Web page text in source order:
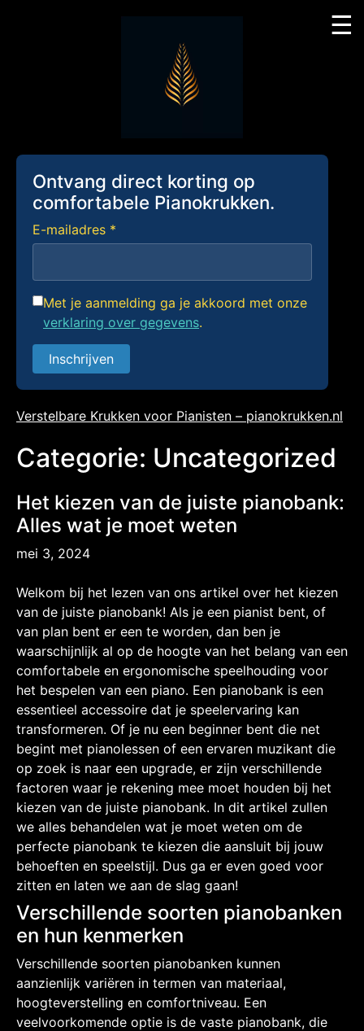
Ontvang direct korting op
comfortabele Pianokrukken.
E-mailadres *
Met je aanmelding ga je akkoord met onze
verklaring over gegevens.
Inschrijven
Verstelbare Krukken voor Pianisten – pianokrukken.nl
☰
Categorie: Uncategorized
Het kiezen van de juiste pianobank:
Alles wat je moet weten
mei 3, 2024
Welkom bij het lezen van ons artikel over het kiezen
van de juiste pianobank! Als je een pianist bent, of
van plan bent er een te worden, dan ben je
waarschijnlijk al op de hoogte van het belang van een
comfortabele en ergonomische speelhouding voor
het bespelen van een piano. Een pianobank is een
essentieel accessoire dat je speelervaring kan
transformeren. Of je nu een beginner bent die net
begint met pianolessen of een ervaren muzikant die
op zoek is naar een upgrade, er zijn verschillende
factoren waar je rekening mee moet houden bij het
kiezen van de juiste pianobank. In dit artikel zullen
we alles behandelen wat je moet weten om de
perfecte pianobank te kiezen die aansluit bij jouw
behoeften en speelstijl. Dus ga er even goed voor
zitten en laten we aan de slag gaan!
Verschillende soorten pianobanken
en hun kenmerken
Verschillende soorten pianobanken kunnen
aanzienlijk variëren in termen van materiaal,
hoogteverstelling en comfortniveau. Een
veelvoorkomende optie is de vaste pianobank, die